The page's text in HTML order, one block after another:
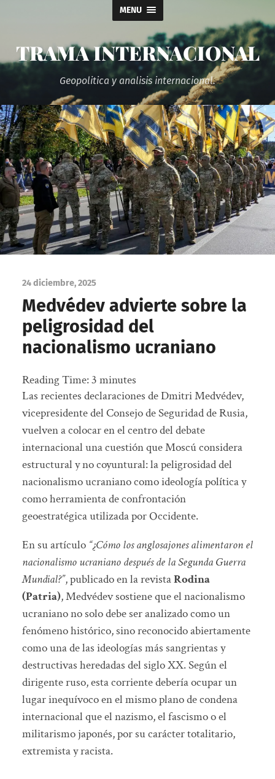
MENU
TRAMA INTERNACIONAL
Geopolitica y analisis internacional.
24 diciembre, 2025
Medvédev advierte sobre la
peligrosidad del
nacionalismo ucraniano
Reading Time:3 minutes
Las recientes declaraciones de Dmitri Medvédev,
vicepresidente del Consejo de Seguridad de Rusia,
vuelven a colocar en el centro del debate
internacional una cuestión que Moscú considera
estructural y no coyuntural: la peligrosidad del
nacionalismo ucraniano como ideología política y
como herramienta de confrontación
geoestratégica utilizada por Occidente.
En su artículo “¿Cómo los anglosajones alimentaron el
nacionalismo ucraniano después de la Segunda Guerra
Mundial?”, publicado en la revistaRodina
(Patria), Medvédev sostiene que el nacionalismo
ucraniano no solo debe ser analizado como un
fenómeno histórico, sino reconocido abiertamente
como una de las ideologías más sangrientas y
destructivas heredadas del siglo XX. Según el
dirigente ruso, esta corriente debería ocupar un
lugar inequívoco en el mismo plano de condena
internacional que el nazismo, el fascismo o el
militarismo japonés, por su carácter totalitario,
extremista y racista.